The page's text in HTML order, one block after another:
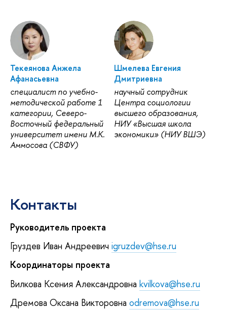
Текеянова Анжела
Афанасьевна
специалист по учебно-
методической работе 1
категории, Северо-
Восточный федеральный
университет имени М.К.
Аммосова (СВФУ)
Шмелева Евгения
Дмитриевна
научный сотрудник
Центра социологии
высшего образования,
НИУ «Высшая школа
экономики» (НИУ ВШЭ)
Контакты
Руководитель проекта
Груздев Иван Андреевич igruzdev@hse.ru
Координаторы проекта
Вилкова Ксения Александровна kvilkova@hse.ru
Дремова Оксана Викторовна odremova@hse.ru